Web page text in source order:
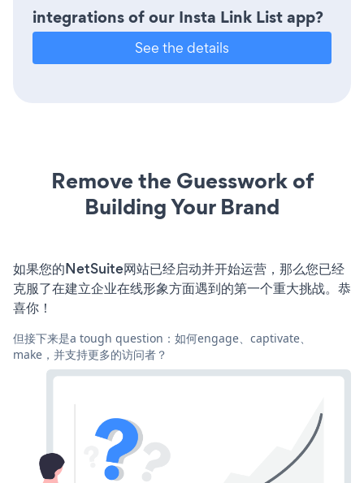
integrations of our Insta Link List app?
See the details
Remove the Guesswork of
Building Your Brand
如果您的NetSuite网站已经启动并开始运营，那么您已经
克服了在建立企业在线形象方面遇到的第一个重大挑战。恭
喜你！
但接下来是a tough question：如何engage、captivate、
make，并支持更多的访问者？